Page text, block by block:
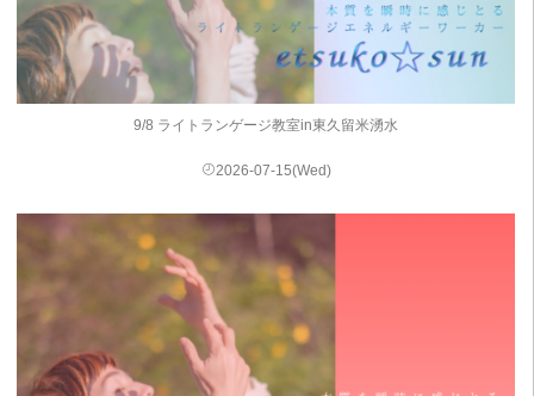
9/8 ライトランゲージ教室in東久留米湧水
2026-07-15(Wed)